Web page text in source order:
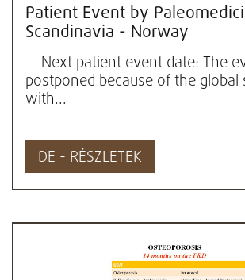
Patient Event by
Scandinavia - Norway
Next patient event date: The
postponed because of the global
with...
DE - RÉSZLETEK